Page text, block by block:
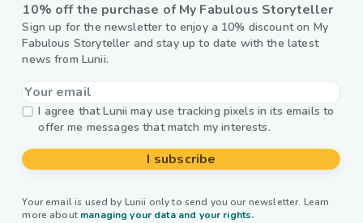
10% off the purchase of My Fabulous Storyteller
Sign up for the newsletter to enjoy a 10% discount on My
Fabulous Storyteller and stay up to date with the latest
news from Lunii.
I agree that Lunii may use tracking pixels in its emails to
offer me messages that match my interests.
I subscribe
Your email is used by Lunii only to send you our newsletter. Learn
more about managing your data and your rights.